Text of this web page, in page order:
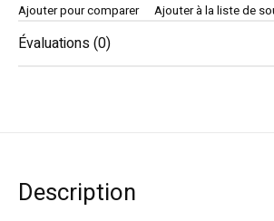
Ajouter pour comparer Ajouter à la liste de
Évaluations (0)
Description